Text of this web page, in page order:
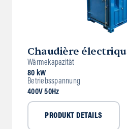
Chaudière
Wärmekapazität
80 kW
Betriebsspannung
400V 50Hz
PRODUKT DETAILS